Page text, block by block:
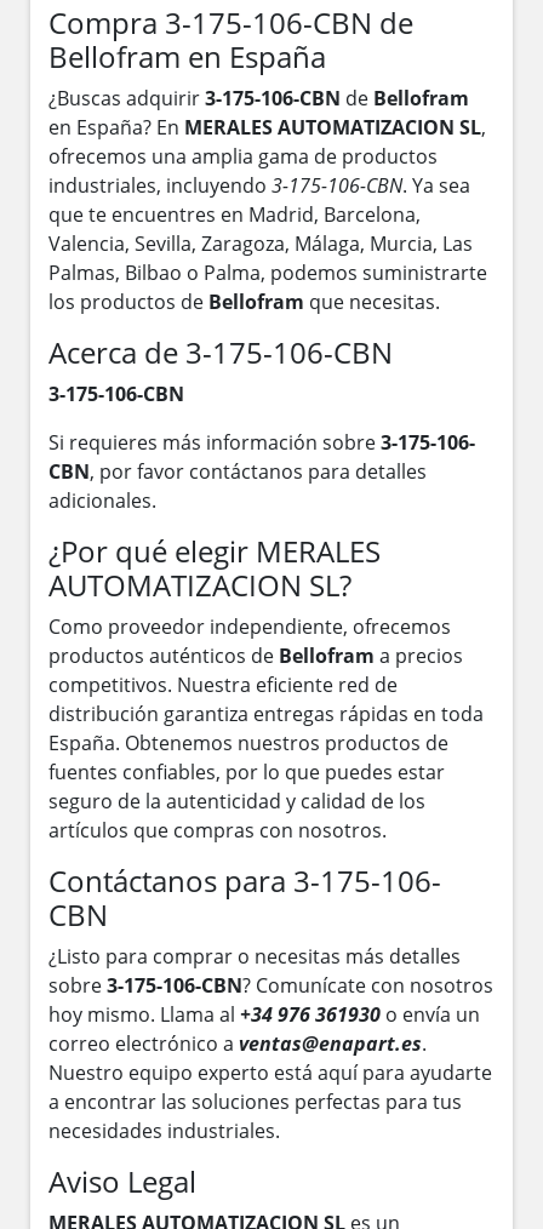
Compra 3-175-106-CBN de
Bellofram en España
¿Buscas adquirir3-175-106-CBN de Bellofram
en España? En MERALES AUTOMATIZACION SL,
ofrecemos una amplia gama de productos
industriales, incluyendo 3-175-106-CBN. Ya sea
que te encuentres en Madrid, Barcelona,
Valencia, Sevilla, Zaragoza, Málaga, Murcia, Las
Palmas, Bilbao o Palma, podemos suministrarte
los productos de Bellofram que necesitas.
Acerca de 3-175-106-CBN
3-175-106-CBN
Si requieres más información sobre3-175-106-
CBN, por favor contáctanos para detalles
adicionales.
¿Por qué elegir MERALES
AUTOMATIZACION SL?
Como proveedor independiente, ofrecemos
productos auténticos de Bellofram a precios
competitivos. Nuestra eficiente red de
distribución garantiza entregas rápidas en toda
España. Obtenemos nuestros productos de
fuentes confiables, por lo que puedes estar
seguro de la autenticidad y calidad de los
artículos que compras con nosotros.
Contáctanos para 3-175-106-
CBN
¿Listo para comprar o necesitas más detalles
sobre3-175-106-CBN? Comunícate con nosotros
hoy mismo. Llama al +34 976 361930 o envía un
correo electrónico a ventas@enapart.es.
Nuestro equipo experto está aquí para ayudarte
a encontrar las soluciones perfectas para tus
necesidades industriales.
Aviso Legal
MERALES AUTOMATIZACION SL es un